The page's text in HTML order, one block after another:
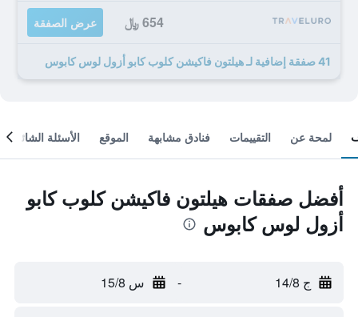
654 ﷼ عرض الصفقة
41 صفقة إضافية لـ هيلتون فاكيشن كلوب كابو أزول لوس كابوس
لمحة عن التقييمات فنادق مشابهة الموقع الأسئلة الشائعة
أفضل صفقات هيلتون فاكيشن كلوب كابو
أزول لوس كابوس
ج 14/8 - س 15/8